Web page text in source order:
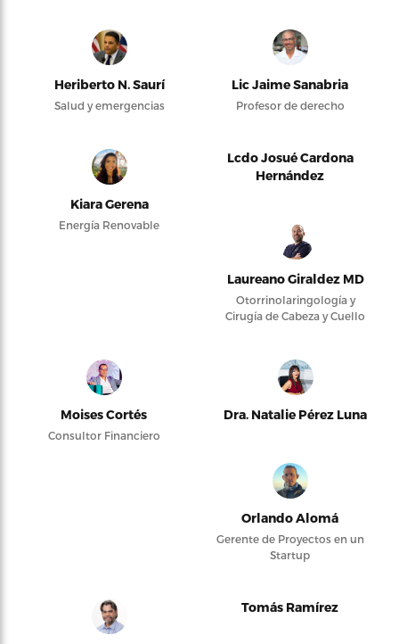
Heriberto N. Saurí
Salud y emergencias
Lic Jaime Sanabria
Profesor de derecho
Kiara Gerena
Energía Renovable
Lcdo Josué Cardona
Hernández
Laureano Giraldez MD
Otorrinolaringología y
Cirugía de Cabeza y Cuello
Moises Cortés
Consultor Financiero
Dra. Natalie Pérez Luna
Orlando Alomá
Gerente de Proyectos en un
Startup
Tomás Ramírez